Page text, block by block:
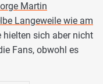
Martin
Langeweile wie am
hielten sich aber nicht
Fans, obwohl es